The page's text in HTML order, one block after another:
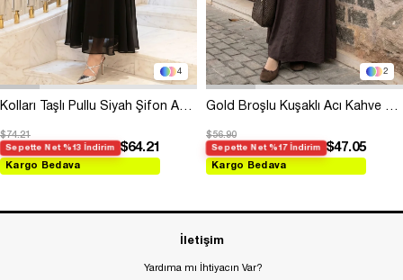
4
Kolları Taşlı Pullu Siyah Şifon Abiye
$74.21
Sepette Net %13 İndirim $64.21
Kargo Bedava
2
Gold Broşlu Kuşaklı Acı Kahve Modal Elbise
$56.90
Sepette Net %17 İndirim $47.05
Kargo Bedava
İletişim
Yardıma mı İhtiyacın Var?